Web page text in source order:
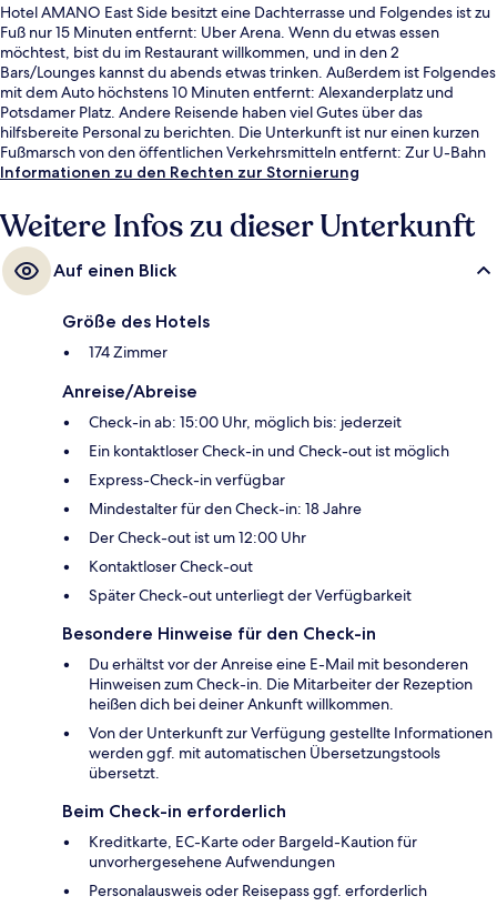
Hotel AMANO East Side besitzt eine Dachterrasse und Folgendes ist zu
Fuß nur 15 Minuten entfernt: Uber Arena. Wenn du etwas essen
möchtest, bist du im Restaurant willkommen, und in den 2
Bars/Lounges kannst du abends etwas trinken. Außerdem ist Folgendes
mit dem Auto höchstens 10 Minuten entfernt: Alexanderplatz und
Potsdamer Platz. Andere Reisende haben viel Gutes über das
hilfsbereite Personal zu berichten. Die Unterkunft ist nur einen kurzen
Fußmarsch von den öffentlichen Verkehrsmitteln entfernt: Zur U-Bahn
läuft man 12 Minuten (U-Bahnhof Strausberger Platz) bzw. 15 Minuten
Informationen zu den Rechten zur Stornierung
Weitere Infos zu dieser Unterkunft
Auf einen Blick
Größe des Hotels
174 Zimmer
Anreise/Abreise
Check-in ab: 15:00 Uhr, möglich bis: jederzeit
Ein kontaktloser Check-in und Check-out ist möglich
Express-Check-in verfügbar
Mindestalter für den Check-in: 18 Jahre
Der Check-out ist um 12:00 Uhr
Kontaktloser Check-out
Später Check-out unterliegt der Verfügbarkeit
Besondere Hinweise für den Check-in
Du erhältst vor der Anreise eine E-Mail mit besonderen
Hinweisen zum Check-in. Die Mitarbeiter der Rezeption
heißen dich bei deiner Ankunft willkommen.
Von der Unterkunft zur Verfügung gestellte Informationen
werden ggf. mit automatischen Übersetzungstools
übersetzt.
Beim Check-in erforderlich
Kreditkarte, EC-Karte oder Bargeld-Kaution für
unvorhergesehene Aufwendungen
Personalausweis oder Reisepass ggf. erforderlich